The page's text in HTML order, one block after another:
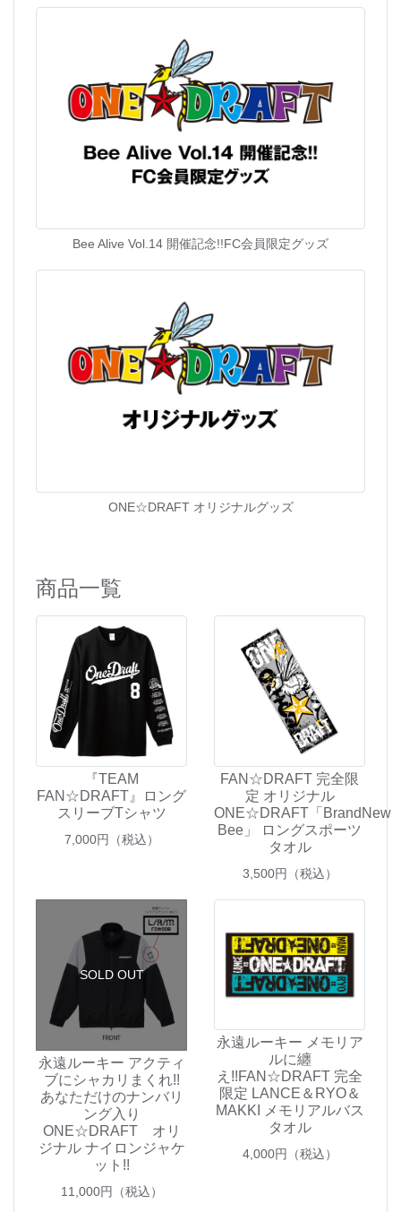
Bee Alive Vol.14 開催記念!!FC会員限定グッズ
ONE☆DRAFT オリジナルグッズ
商品一覧
『TEAM
FAN☆DRAFT』ロング
スリーブTシャツ
7,000円（税込）
FAN☆DRAFT 完全限
定 オリジナル
ONE☆DRAFT「BrandNew
Bee」 ロングスポーツ
タオル
3,500円（税込）
SOLD OUT
永遠ルーキー アクティ
ブにシャカリまくれ!!
あなただけのナンバリ
ング入り
ONE☆DRAFT オリ
ジナル ナイロンジャケ
ット!!
11,000円（税込）
永遠ルーキー メモリア
ルに纏
え!!FAN☆DRAFT 完全
限定 LANCE＆RYO＆
MAKKI メモリアルバス
タオル
4,000円（税込）